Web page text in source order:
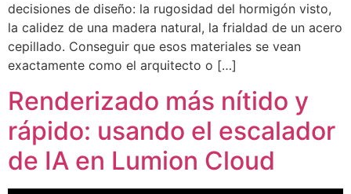
decisiones de diseño: la rugosidad del hormigón visto,
la calidez de una madera natural, la frialdad de un acero
cepillado. Conseguir que esos materiales se vean
exactamente como el arquitecto o […]
Renderizado más nítido y
rápido: usando el escalador
de IA en Lumion Cloud